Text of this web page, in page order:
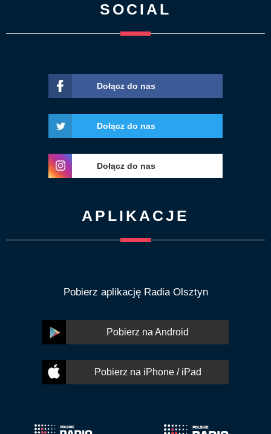
SOCIAL
Dołącz do nas
Dołącz do nas
Dołącz do nas
APLIKACJE
Pobierz aplikację Radia Olsztyn
Pobierz na Android
Pobierz na iPhone / iPad